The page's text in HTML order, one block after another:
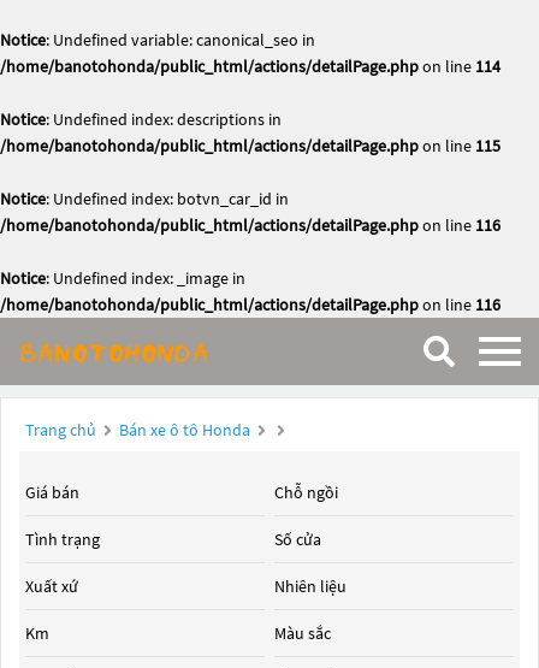
Notice: Undefined variable: canonical_seo in
/home/banotohonda/public_html/actions/detailPage.phpon line 114
Notice: Undefined index: descriptions in
/home/banotohonda/public_html/actions/detailPage.phpon line 115
Notice: Undefined index: botvn_car_id in
/home/banotohonda/public_html/actions/detailPage.phpon line 116
Notice: Undefined index: _image in
/home/banotohonda/public_html/actions/detailPage.phpon line 116
Trang chủ Bán xe ô tô Honda
Giá bán
Tình trạng
Xuất xứ
Km
Chỗ ngồi
Số cửa
Nhiên liệu
Màu sắc